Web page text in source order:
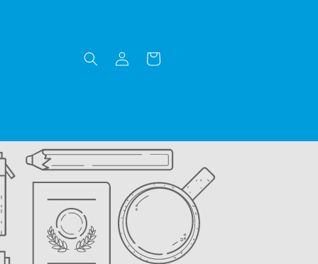
Accedi Carrello